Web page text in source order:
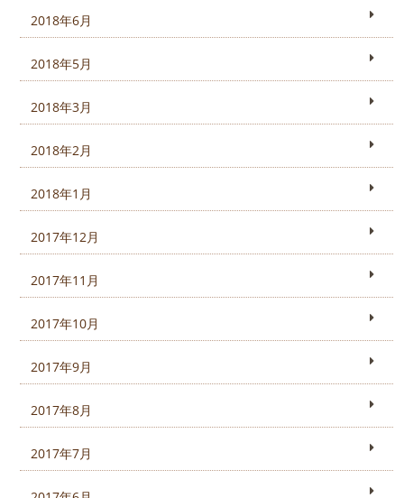
2018年6月
2018年5月
2018年3月
2018年2月
2018年1月
2017年12月
2017年11月
2017年10月
2017年9月
2017年8月
2017年7月